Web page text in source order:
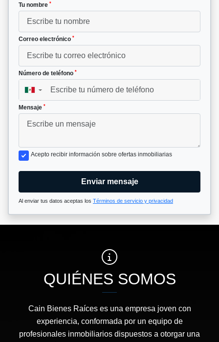
Tu nombre *
Correo electrónico *
Número de teléfono *
▼
Mensaje *
Acepto recibir información sobre ofertas inmobiliarias
Enviar mensaje
Al enviar tus datos aceptas los Términos de servicio y privacidad
QUIÉNES SOMOS
Cain Bienes Raíces es una empresa joven con
experiencia, conformada por un equipo de
profesionales inmobiliarios dispuestos a otorgar una